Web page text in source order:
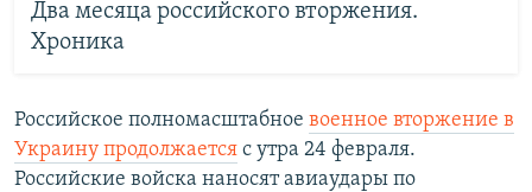
Два месяца российского вторжения.
Хроника
Российское полномасштабное военное вторжение в
Украину продолжается с утра 24 февраля.
Российские войска наносят авиаудары по